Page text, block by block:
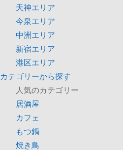
天神エリア
今泉エリア
中洲エリア
新宿エリア
港区エリア
カテゴリーから探す
人気のカテゴリー
居酒屋
カフェ
もつ鍋
焼き鳥